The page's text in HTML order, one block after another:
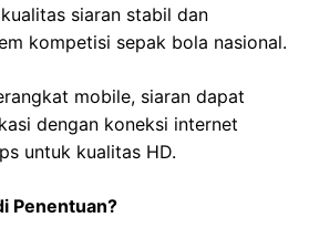
siaran stabil dan
kompetisi sepak bola nasional.
mobile, siaran dapat
dengan koneksi internet
untuk kualitas HD.
Penentuan?